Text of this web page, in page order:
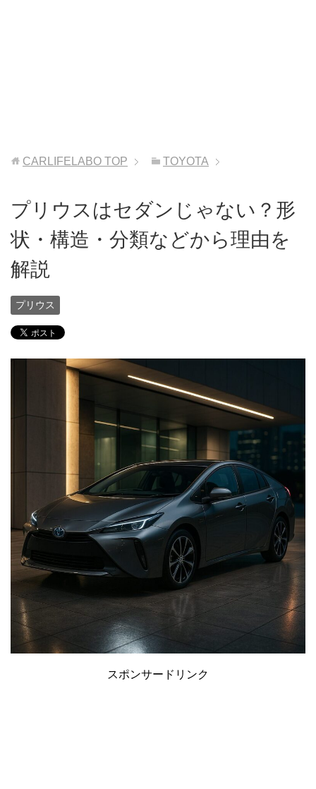
CARLIFELABO TOP TOYOTA
プリウスはセダンじゃない？形
状・構造・分類などから理由を
解説
プリウス
スポンサードリンク